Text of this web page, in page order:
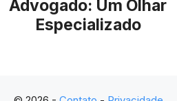
Advogado: Um Olhar
Especializado